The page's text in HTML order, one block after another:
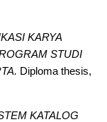
KARYA
STUDI
Diploma thesis,
KATALOG